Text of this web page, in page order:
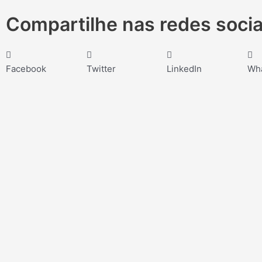
Compartilhe nas redes
Facebook Twitter LinkedIn